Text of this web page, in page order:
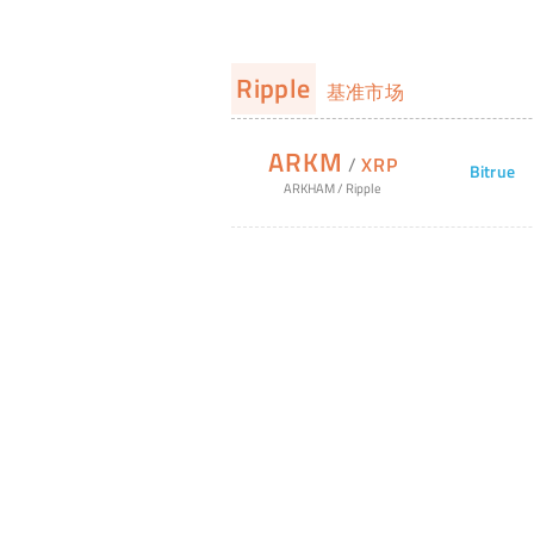
Ripple 基准市场
ARKM /XRP
ARKHAM/ Ripple
Bitrue